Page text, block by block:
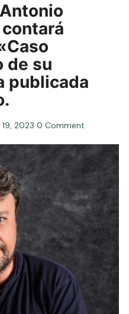
de su
publicada
2023 0 Comment